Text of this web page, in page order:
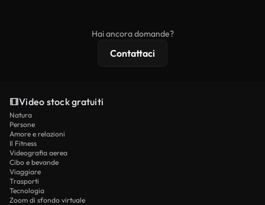
Hai ancora domande?
Contattaci
Video stock gratuiti
Natura
Persone
Amore e relazioni
Il Fitness
Videografia aerea
Cibo e bevande
Viaggiare
Trasporti
Tecnologia
Zoom di sfondo virtuale